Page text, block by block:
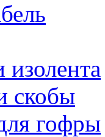
скобы
гофры